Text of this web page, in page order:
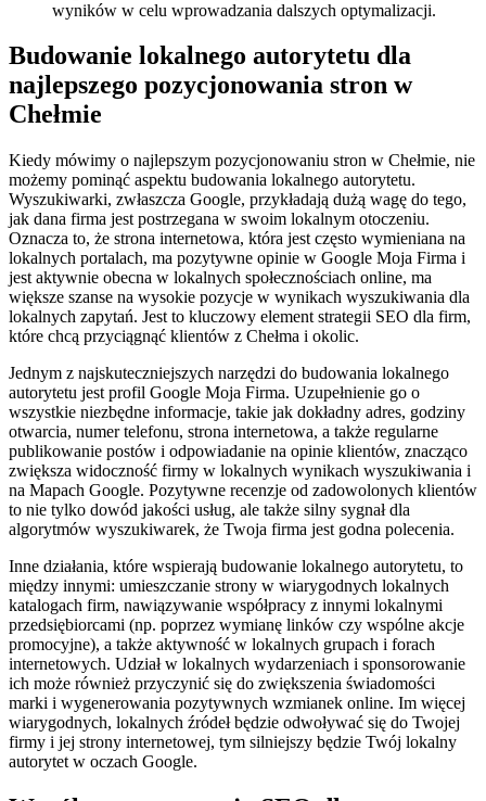
wyników w celu wprowadzania dalszych optymalizacji.
Budowanie lokalnego autorytetu dla
najlepszego pozycjonowania stron w
Chełmie
Kiedy mówimy o najlepszym pozycjonowaniu stron w Chełmie, nie
możemy pominąć aspektu budowania lokalnego autorytetu.
Wyszukiwarki, zwłaszcza Google, przykładają dużą wagę do tego,
jak dana firma jest postrzegana w swoim lokalnym otoczeniu.
Oznacza to, że strona internetowa, która jest często wymieniana na
lokalnych portalach, ma pozytywne opinie w Google Moja Firma i
jest aktywnie obecna w lokalnych społecznościach online, ma
większe szanse na wysokie pozycje w wynikach wyszukiwania dla
lokalnych zapytań. Jest to kluczowy element strategii SEO dla firm,
które chcą przyciągnąć klientów z Chełma i okolic.
Jednym z najskuteczniejszych narzędzi do budowania lokalnego
autorytetu jest profil Google Moja Firma. Uzupełnienie go o
wszystkie niezbędne informacje, takie jak dokładny adres, godziny
otwarcia, numer telefonu, strona internetowa, a także regularne
publikowanie postów i odpowiadanie na opinie klientów, znacząco
zwiększa widoczność firmy w lokalnych wynikach wyszukiwania i
na Mapach Google. Pozytywne recenzje od zadowolonych klientów
to nie tylko dowód jakości usług, ale także silny sygnał dla
algorytmów wyszukiwarek, że Twoja firma jest godna polecenia.
Inne działania, które wspierają budowanie lokalnego autorytetu, to
między innymi: umieszczanie strony w wiarygodnych lokalnych
katalogach firm, nawiązywanie współpracy z innymi lokalnymi
przedsiębiorcami (np. poprzez wymianę linków czy wspólne akcje
promocyjne), a także aktywność w lokalnych grupach i forach
internetowych. Udział w lokalnych wydarzeniach i sponsorowanie
ich może również przyczynić się do zwiększenia świadomości
marki i wygenerowania pozytywnych wzmianek online. Im więcej
wiarygodnych, lokalnych źródeł będzie odwoływać się do Twojej
firmy i jej strony internetowej, tym silniejszy będzie Twój lokalny
autorytet w oczach Google.